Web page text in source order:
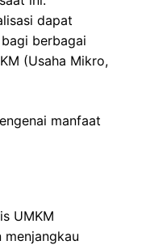
dapat
berbagai
(Usaha Mikro,
manfaat
UMKM
menjangkau